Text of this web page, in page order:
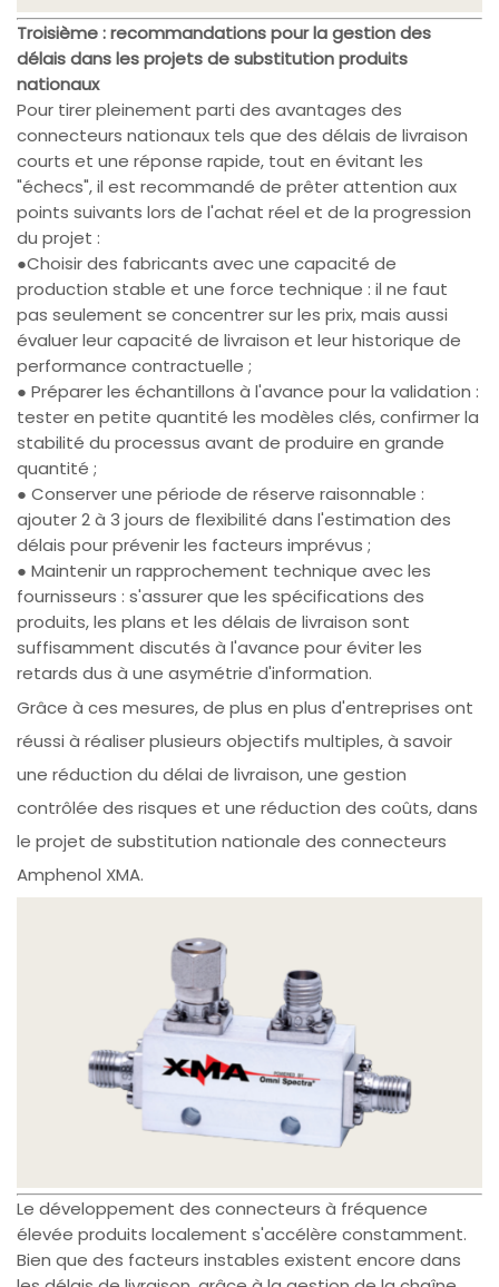
Troisième : recommandations pour la gestion des
délais dans les projets de substitution produits
nationaux
Pour tirer pleinement parti des avantages des
connecteurs nationaux tels que des délais de livraison
courts et une réponse rapide, tout en évitant les
"échecs", il est recommandé de prêter attention aux
points suivants lors de l'achat réel et de la progression
du projet :
●Choisir des fabricants avec une capacité de
production stable et une force technique : il ne faut
pas seulement se concentrer sur les prix, mais aussi
évaluer leur capacité de livraison et leur historique de
performance contractuelle ;
● Préparer les échantillons à l'avance pour la validation :
tester en petite quantité les modèles clés, confirmer la
stabilité du processus avant de produire en grande
quantité ;
● Conserver une période de réserve raisonnable :
ajouter 2 à 3 jours de flexibilité dans l'estimation des
délais pour prévenir les facteurs imprévus ;
● Maintenir un rapprochement technique avec les
fournisseurs : s'assurer que les spécifications des
produits, les plans et les délais de livraison sont
suffisamment discutés à l'avance pour éviter les
retards dus à une asymétrie d'information.
Grâce à ces mesures, de plus en plus d'entreprises ont
réussi à réaliser plusieurs objectifs multiples, à savoir
une réduction du délai de livraison, une gestion
contrôlée des risques et une réduction des coûts, dans
le projet de substitution nationale des connecteurs
Amphenol XMA.
Le développement des connecteurs à fréquence
élevée produits localement s'accélère constamment.
Bien que des facteurs instables existent encore dans